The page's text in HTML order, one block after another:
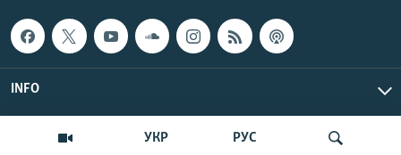
УКР РУС
INFO
© Qırım.Aqiqat, 2026 | All Rights Reserved.